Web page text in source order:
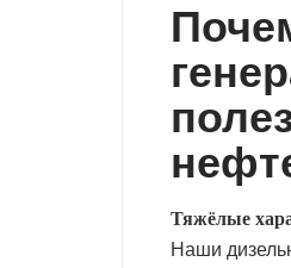
Тяжёлые
Наши